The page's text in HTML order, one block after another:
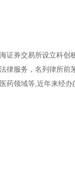
证券交易所设立科
律服务，名列律所
领域等,近年来经